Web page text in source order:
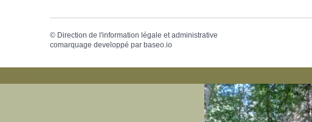
© Direction de l'information légale et administrative
comarquage developpé par baseo.io